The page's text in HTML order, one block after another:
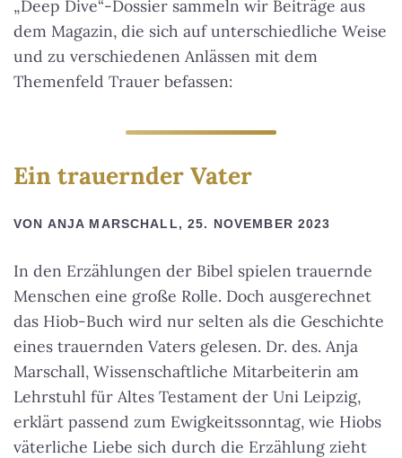
„Deep Dive“-Dossier sammeln wir Beiträge aus
dem Magazin, die sich auf unterschiedliche Weise
und zu verschiedenen Anlässen mit dem
Themenfeld Trauer befassen:
Ein trauernder Vater
VON ANJA MARSCHALL, 25. NOVEMBER 2023
In den Erzählungen der Bibel spielen trauernde
Menschen eine große Rolle. Doch ausgerechnet
das Hiob-Buch wird nur selten als die Geschichte
eines trauernden Vaters gelesen. Dr. des. Anja
Marschall, Wissenschaftliche Mitarbeiterin am
Lehrstuhl für Altes Testament der Uni Leipzig,
erklärt passend zum Ewigkeitssonntag, wie Hiobs
väterliche Liebe sich durch die Erzählung zieht